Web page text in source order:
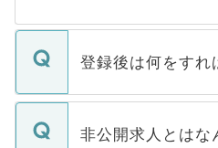
登録後は何をすれ
ご登録いただきまし
登録内容を確認し、
非公開求人とはな